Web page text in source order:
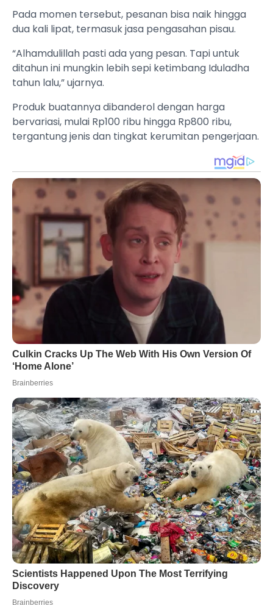
Pada momen tersebut, pesanan bisa naik hingga
dua kali lipat, termasuk jasa pengasahan pisau.
“Alhamdulillah pasti ada yang pesan. Tapi untuk
ditahun ini mungkin lebih sepi ketimbang Iduladha
tahun lalu,” ujarnya.
Produk buatannya dibanderol dengan harga
bervariasi, mulai Rp100 ribu hingga Rp800 ribu,
tergantung jenis dan tingkat kerumitan pengerjaan.